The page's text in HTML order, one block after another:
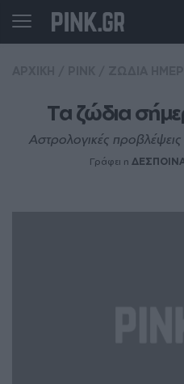
Τα ζώδια
Αστρολογικές
Γράφει η